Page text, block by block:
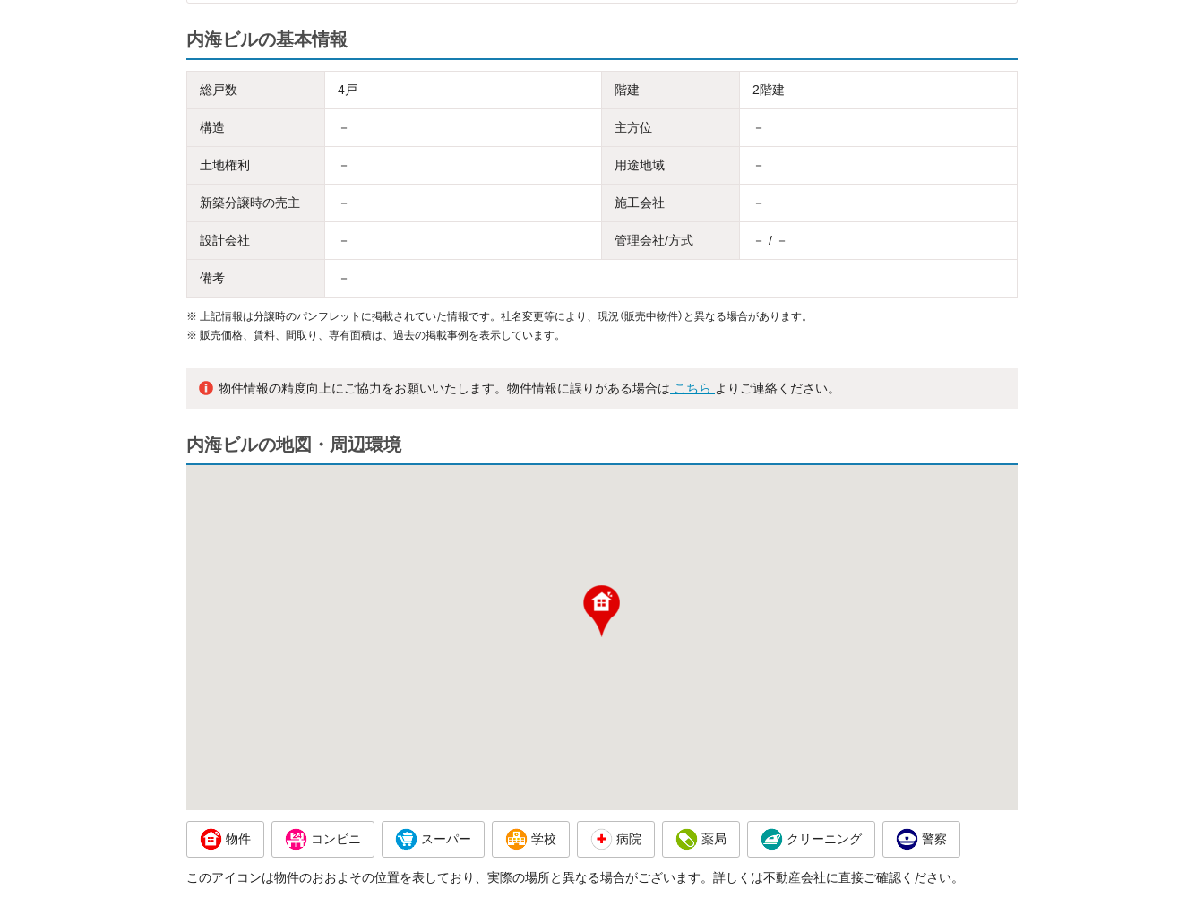
内海ビルの基本情報
総戸数 4戸 階建 2階建
構造 － 主方位 －
土地権利 － 用途地域 －
新築分譲時の売主 － 施工会社 －
設計会社 － 管理会社/方式 － / －
備考 －
※
上記情報は分譲時のパンフレットに掲載されていた情報です。社名変更等により、現況（販売中物件）と異なる場合があります。
※ 販売価格、賃料、間取り、専有面積は、過去の掲載事例を表示しています。
物件情報の精度向上にご協力をお願いいたします。物件情報に誤りがある場合は こちら よりご連絡ください。
内海ビルの地図・周辺環境
物件 コンビニ スーパー 学校 病院 薬局 クリーニング 警察
このアイコンは物件のおおよその位置を表しており、実際の場所と異なる場合がございます。詳しくは不動産会社に直接ご確認ください。